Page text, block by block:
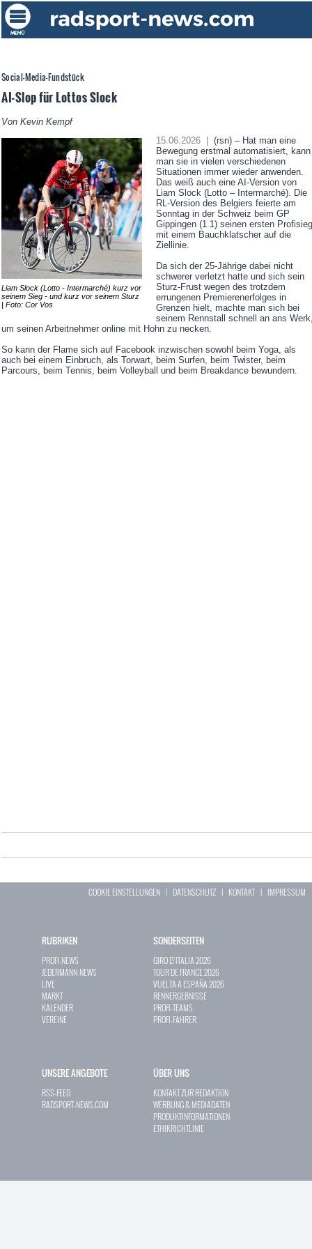
Social-Media-Fundstück
AI-Slop für Lottos Slock
Von Kevin Kempf
Liam Slock (Lotto - Intermarché) kurz vor
seinem Sieg - und kurz vor seinem Sturz
| Foto: Cor Vos
15.06.2026 |
(rsn) – Hat man eine
Bewegung erstmal automatisiert, kann
man sie in vielen verschiedenen
Situationen immer wieder anwenden.
Das weiß auch eine AI-Version von
Liam Slock (Lotto – Intermarché). Die
RL-Version des Belgiers feierte am
Sonntag in der Schweiz beim GP
Gippingen (1.1) seinen ersten Profisieg
mit einem Bauchklatscher auf die
Ziellinie.
Da sich der 25-Jährige dabei nicht
schwerer verletzt hatte und sich sein
Sturz-Frust wegen des trotzdem
errungenen Premierenerfolges in
Grenzen hielt, machte man sich bei
seinem Rennstall schnell an ans
um seinen Arbeitnehmer online mit Hohn zu necken.
So kann der Flame sich auf Facebook inzwischen sowohl beim Yoga, als
auch bei einem Einbruch, als Torwart, beim Surfen, beim Twister, beim
Parcours, beim Tennis, beim Volleyball und beim Breakdance bewundern.
COOKIE EINSTELLUNGEN | DATENSCHUTZ | KONTAKT| IMPRESSUM
RUBRIKEN
PROFI-NEWS
JEDERMANN-NEWS
LIVE
MARKT
KALENDER
VEREINE
SONDERSEITEN
GIRO D`ITALIA 2026
TOUR DE FRANCE 2026
VUELTA A ESPAÑA 2026
RENNERGEBNISSE
PROFI-TEAMS
PROFI-FAHRER
UNSERE ANGEBOTE
RSS-FEED
RADSPORT-NEWS.COM
ÜBER UNS
KONTAKT ZUR REDAKTION
WERBUNG & MEDIADATEN
PRODUKTINFORMATIONEN
ETHIKRICHTLINIE